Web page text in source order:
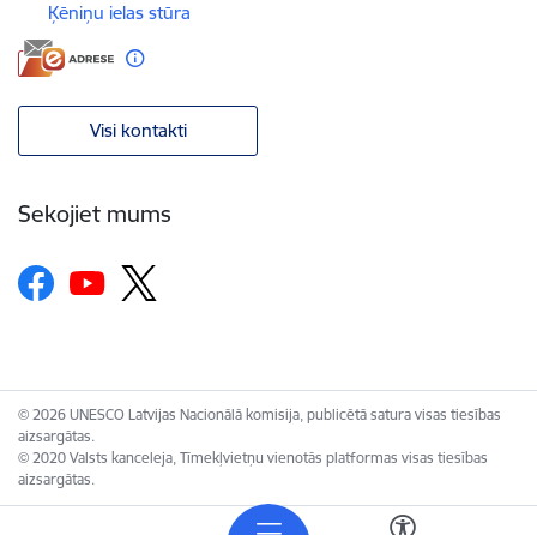
Ķēniņu ielas stūra
Visi kontakti
Sekojiet mums
© 2026 UNESCO Latvijas Nacionālā komisija, publicētā satura visas tiesības
aizsargātas.
© 2020 Valsts kanceleja, Tīmekļvietņu vienotās platformas visas tiesības
aizsargātas.